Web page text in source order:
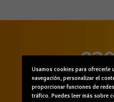
Usamos cookies para ofrecerle
navegación, personalizar el
proporcionar funciones de
tráfico. Puedes leer más sobre